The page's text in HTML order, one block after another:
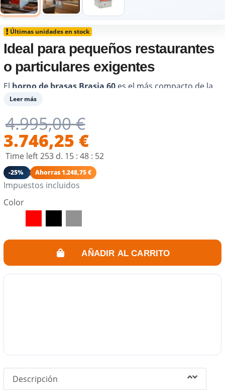
Últimas unidades en stock
Ideal para pequeños restaurantes
o particulares exigentes
El horno de brasas Brasia 60 es el más compacto de la
gama: un auténtico horno de brasas pensado para el
adaptarse perfectamente a un particular
vivir una verdadera experiencia de cocción a la brasa
Funciona con carbón en un rango de
Leer más
4.995,00 €
3.746,25 €
Time left253 d. 15 :48 : 52
-25% Ahorras 1.248,75 €
Impuestos incluidos
Color
AÑADIR AL CARRITO
Descripción